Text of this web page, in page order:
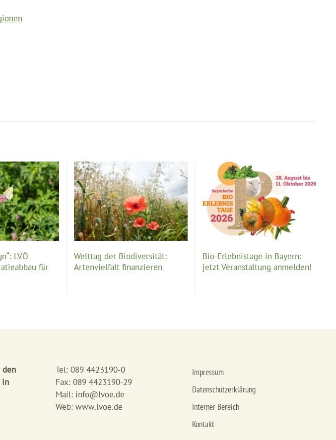
LVÖ
für
Welttag der Biodiversität:
Artenvielfalt finanzieren
Bio-Erlebnistage in Bayern:
jetzt Veranstaltung anmelden!
den
in
Tel: 089 4423190-0
Fax: 089 4423190-29
Mail: info@lvoe.de
Web: www.lvoe.de
Impressum
Datenschutzerklärung
Interner Bereich
Kontakt